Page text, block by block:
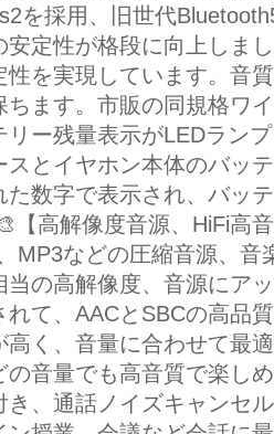
を採用、旧世代
安定性が格段に向上しま
性を実現しています。音
ちます。市販の同規格ワ
リー残量表示がLEDラン
スとイヤホン本体のバッ
た数字で表示され、バッ
【高解像度音源、HiFi高
MP3などの圧縮音源、
当の高解像度、音源にア
れて、AACとSBCの高品
高く、音量に合わせて最
の音量でも高音質で楽し
き、通話ノイズキャンセ